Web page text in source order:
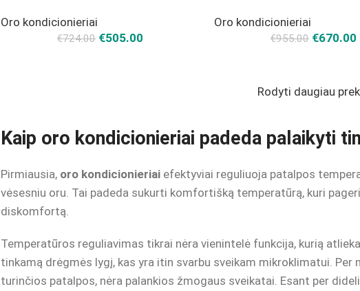
Oro kondicionieriai
€724.00 €505.00
Oro kondicionieriai
€955.00 €670.00
Rodyti daugiau
Kaip oro kondicionieriai padeda palaikyti
Pirmiausia, oro kondicionieriaiefektyviai reguliuoja patalpos
vėsesniu oru. Tai padeda sukurti komfortišką temperatūrą, kuri
diskomfortą.
Temperatūros reguliavimas tikrai nėra vienintelė funkcija, kurią atlieka
tinkamą drėgmės lygį, kas yra itin svarbu sveikam mikroklimatui.
turinčios patalpos, nėra palankios žmogaus sveikatai. Esant per